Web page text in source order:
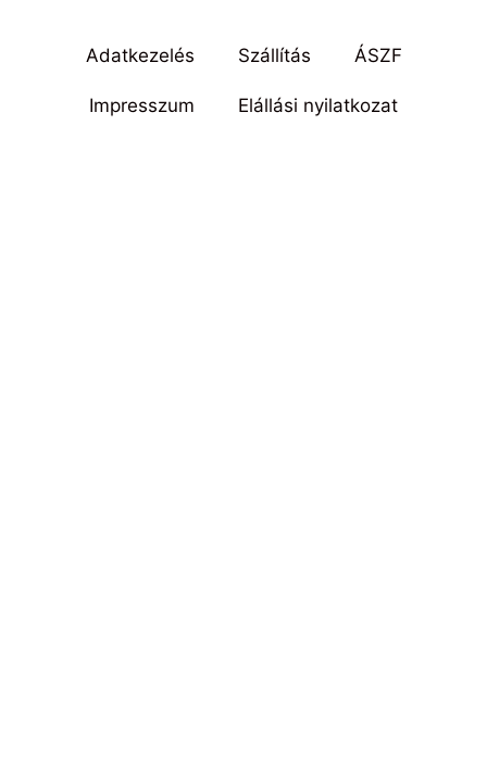
Adatkezelés Szállítás ÁSZF
Impresszum Elállási nyilatkozat